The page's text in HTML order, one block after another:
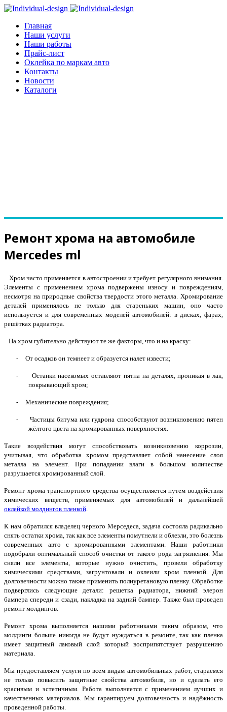
Главная
Наши услуги
Наши работы
Прайс-лист
Оклейка по маркам авто
Контакты
Новости
Каталоги
Ремонт хрома на автомобиле
Mercedes ml
Хром часто применяется в автостроении и требует регулярного внимания.
Элементы с применением хрома подвержены износу и повреждениям,
несмотря на природные свойства твердости этого металла. Хромирование
деталей применялось не только для стареньких машин, оно часто
используется и для современных моделей автомобилей: в дисках, фарах,
решётках радиатора.
На хром губительно действуют те же факторы, что и на краску:
- От осадков он темнеет и образуется налет извести;
-
Останки насекомых оставляют пятна на деталях, проникая в лак,
покрывающий хром;
- Механические повреждения;
-
Частицы битума или гудрона способствуют возникновению пятен
жёлтого цвета на хромированных поверхностях.
Такие воздействия могут способствовать возникновению коррозии,
учитывая, что обработка хромом представляет собой нанесение слоя
металла на элемент. При попадании влаги в большом количестве
разрушается хромированный слой.
Ремонт хрома транспортного средства осуществляется путем воздействия
химических веществ, применяемых для автомобилей и дальнейшей
оклейкой молдингов пленкой.
К нам обратился владелец черного Мерседеса, задача состояла радикально
снять остатки хрома, так как все элементы помутнели и облезли, это болезнь
современных авто с хромированными элементами. Наши работники
подобрали оптимальный способ очистки от такого рода загрязнения. Мы
сняли все элементы, которые нужно очистить, провели обработку
химическими средствами, загрунтовали и оклеили хром пленкой. Для
долговечности можно также применить полиуретановую пленку. Обработке
подверглись следующие детали: решетка радиатора, нижний элерон
бампера спереди и сзади, накладка на задний бампер. Также был проведен
ремонт молдингов.
Ремонт хрома выполняется нашими работниками таким образом, что
молдинги больше никогда не будут нуждаться в ремонте, так как пленка
имеет защитный лаковый слой который восприпятствует разрушению
материала.
Мы предоставляем услуги по всем видам автомобильных работ, стараемся
не только повысить защитные свойства автомобиля, но и сделать его
красивым и эстетичным. Работа выполняется с применением лучших и
качественных материалов. Мы гарантируем долговечность и надёжность
проведенной работы.